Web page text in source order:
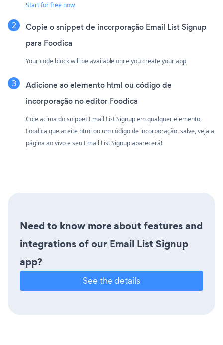
Start for free now
Copie o snippet de incorporação Email List Signup
para Foodica
Your code block will be available once you create your app
Adicione ao elemento html ou código de
incorporação no editor Foodica
Cole acima do snippet Email List Signup em qualquer elemento
Foodica que aceite html ou um código de incorporação. salve, veja a
página ao vivo e seu Email List Signup aparecerá!
Need to know more about features and
integrations of our Email List Signup
app?
See the details